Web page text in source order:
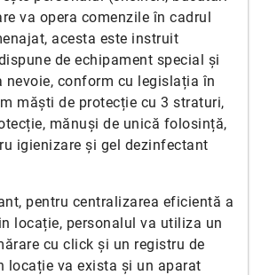
va opera comenzile în cadrul
acesta este instruit
de echipament special și
nevoie, conform cu legislația în
măști de protecție cu 3 straturi,
mănuși de unică folosință,
igienizare și gel dezinfectant
pentru centralizarea eficientă a
locație, personalul va utiliza un
cu click și un registru de
locație va exista și un aparat